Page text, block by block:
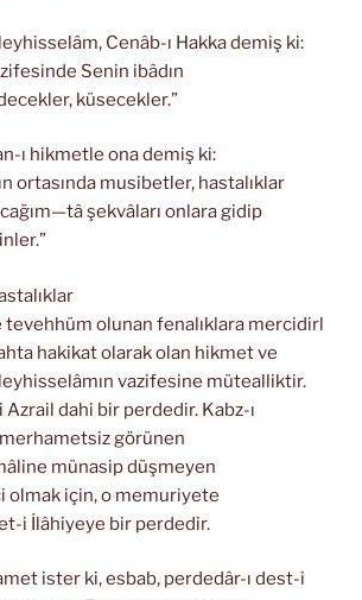
Cenâb-ı Hakka demiş ki:
Senin ibâdın
küsecekler.”
ı hikmetle ona demiş ki:
ortasında musibetler, hastalıklar
şekvâları onlara gidip
olunan fenalıklara mercidirl
hakikat olarak olan hikmet ve
vazifesine mütealliktir.
Azrail dahi bir perdedir. Kabz-ı
görünen
münasip düşmeyen
olmak için, o memuriyete
i İlâhiyeye bir perdedir.
ister ki, esbab, perdedâr-ı dest-i